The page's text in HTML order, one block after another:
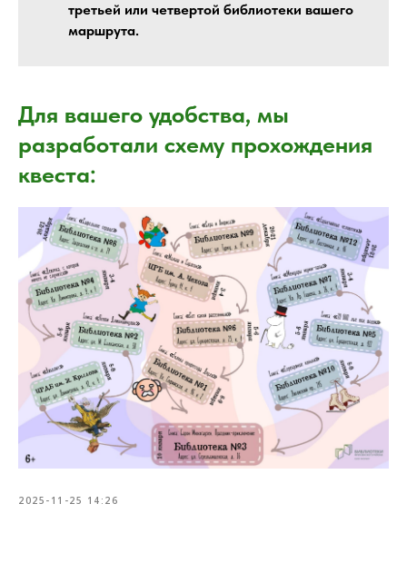
третьей или четвертой библиотеки вашего
маршрута.
Для вашего удобства, мы
разработали схему прохождения
квеста:
2025-11-25 14:26